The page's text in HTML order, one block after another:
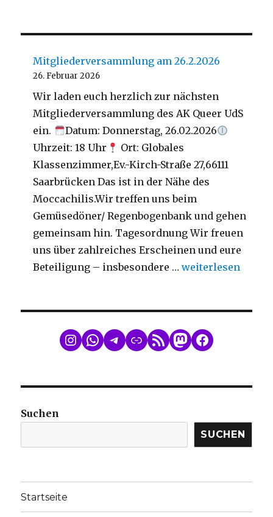
Mitgliederversammlung am 26.2.2026
26. Februar 2026
Wir laden euch herzlich zur nächsten
Mitgliederversammlung des AK Queer UdS
ein.
Datum: Donnerstag, 26.02.2026
Uhrzeit: 18 Uhr
Ort: Globales
Klassenzimmer,Ev.-Kirch-Straße 27,66111
Saarbrücken Das ist in der Nähe des
Moccachilis.Wir treffen uns beim
Gemüsedöner/ Regenbogenbank und gehen
gemeinsam hin. Tagesordnung Wir freuen
uns über zahlreiches Erscheinen und eure
Beteiligung – insbesondere …weiterlesen
WhatsApp
Telegram
LinkRSS FeedMastodon
Facebook
Suchen
SUCHEN
Startseite